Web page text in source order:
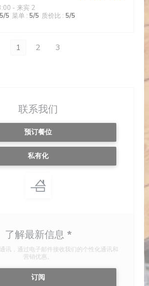
- 来宾 2
5/5 菜单 : 5/5 质价比 : 5/5
1 2 3
联系我们
预订餐位
私有化
了解最新信息 *
讯，通过电子邮件接收我们的个性化通讯和
营销优惠。
订阅